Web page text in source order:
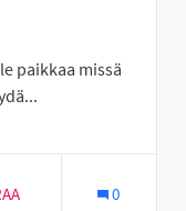
paikkaa missä
Seinäjoki
0